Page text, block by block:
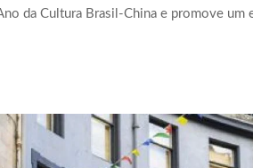
da Cultura Brasil-China e promove